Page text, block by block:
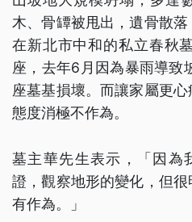
木、骨罈被甩出，遺骨散
在新北市中和的私立春秋
座，去年6月因為暴雨導致
座墓基損壞。而讓家屬更
態度消極不作為。
墓主華先生表示，「因為
證，觀察地形的變化，但
有作為。」